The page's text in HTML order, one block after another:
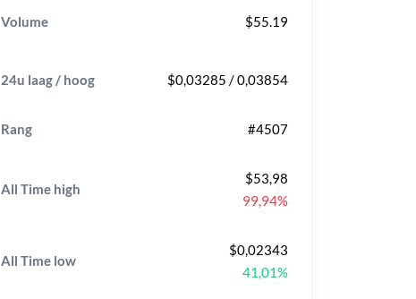
Volume $55.19
24u laag / hoog $0,03285 / 0,03854
Rang #4507
All Time high
$53,98
99,94%
All Time low
$0,02343
41,01%